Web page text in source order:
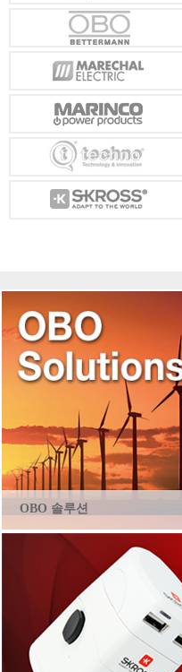
OBO 솔루션